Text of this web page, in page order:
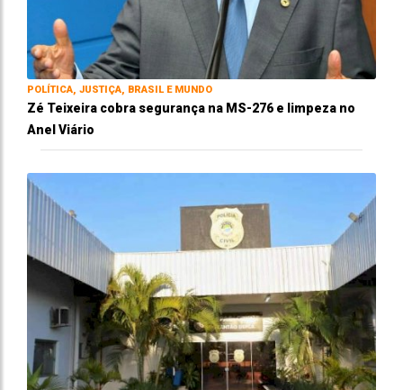
POLÍTICA, JUSTIÇA, BRASIL E MUNDO
Zé Teixeira cobra segurança na MS-276 e limpeza no
Anel Viário